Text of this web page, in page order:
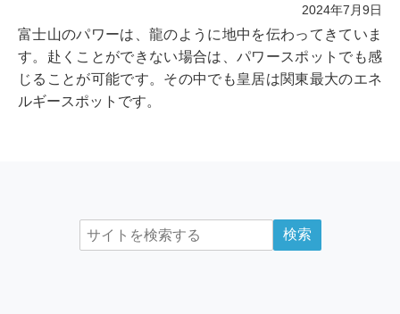
2024年7月9日
富士山のパワーは、龍のように地中を伝わってきていま
す。赴くことができない場合は、パワースポットでも感
じることが可能です。その中でも皇居は関東最大のエネ
ルギースポットです。